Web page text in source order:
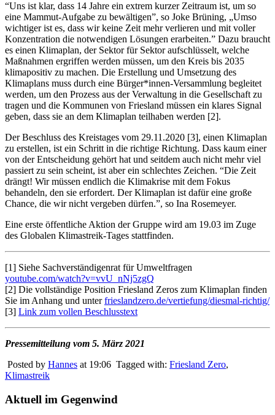
“Uns ist klar, dass 14 Jahre ein extrem kurzer Zeitraum ist, um so
eine Mammut-Aufgabe zu bewältigen”, so Joke Brüning, „Umso
wichtiger ist es, dass wir keine Zeit mehr verlieren und mit voller
Konzentration die notwendigen Lösungen erarbeiten.” Dazu braucht
es einen Klimaplan, der Sektor für Sektor aufschlüsselt, welche
Maßnahmen ergriffen werden müssen, um den Kreis bis 2035
klimapositiv zu machen. Die Erstellung und Umsetzung des
Klimaplans muss durch eine Bürger*innen-Versammlung begleitet
werden, um den Prozess aus der Verwaltung in die Gesellschaft zu
tragen und die Kommunen von Friesland müssen ein klares Signal
geben, dass sie an dem Klimaplan teilhaben werden [2].
Der Beschluss des Kreistages vom 29.11.2020 [3], einen Klimaplan
zu erstellen, ist ein Schritt in die richtige Richtung. Dass kaum einer
von der Entscheidung gehört hat und seitdem auch nicht mehr viel
passiert zu sein scheint, ist aber ein schlechtes Zeichen. “Die Zeit
drängt! Wir müssen endlich die Klimakrise mit dem Fokus
behandeln, den sie erfordert. Der Klimaplan ist dafür eine große
Chance, die wir nicht vergeben dürfen.”, so Ina Rosemeyer.
Eine erste öffentliche Aktion der Gruppe wird am 19.03 im Zuge
des Globalen Klimastreik-Tages stattfinden.
[1] Siehe Sachverständigenrat für Umweltfragen
youtube.com/watch?v=vvU_nNj5zgQ
[2] Die vollständige Position Friesland Zeros zum Klimaplan finden
Sie im Anhang und unterfrieslandzero.de/vertiefung/diesmal-richtig/
[3] Link zum vollen Beschlusstext
Pressemitteilung vom 5. März 2021
Posted by Hannes at 19:06 Tagged with: Friesland Zero,
Klimastreik
Aktuell im Gegenwind